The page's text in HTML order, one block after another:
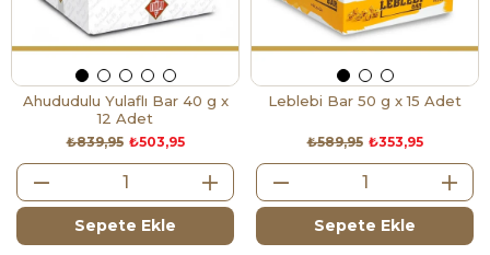
Ahududulu Yulaflı Bar 40 g x
12 Adet
₺503,95
₺839,95
Sepete Ekle
Leblebi Bar 50 g x 15 Adet
₺353,95
₺589,95
Sepete Ekle